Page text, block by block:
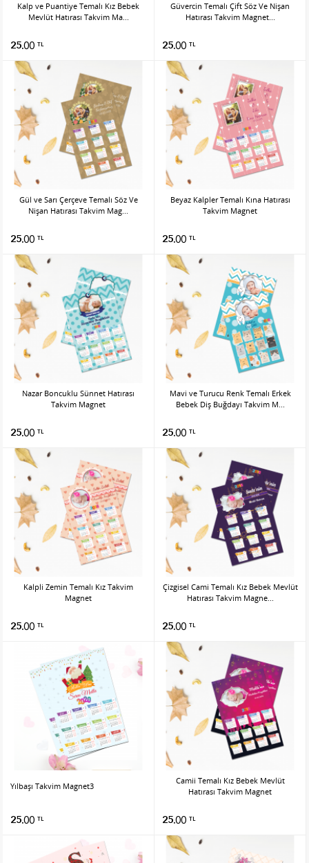
Kalp ve Puantiye Temalı Kız Bebek
Mevlüt Hatırası Takvim Ma...
25.00 TL
Güvercin Temalı Çift Söz Ve Nişan
Hatırası Takvim Magnet...
25.00 TL
Gül ve Sarı Çerçeve Temalı Söz Ve
Nişan Hatırası Takvim Mag...
25.00 TL
Beyaz Kalpler Temalı Kına Hatırası
Takvim Magnet
25.00 TL
Nazar Boncuklu Sünnet Hatırası
Takvim Magnet
25.00 TL
Mavi ve Turucu Renk Temalı Erkek
Bebek Diş Buğdayı Takvim M...
25.00 TL
Kalpli Zemin Temalı Kız Takvim
Magnet
25.00 TL
Çizgisel Cami Temalı Kız Bebek Mevlüt
Hatırası Takvim Magne...
25.00 TL
Yılbaşı Takvim Magnet3
25.00 TL
Camii Temalı Kız Bebek Mevlüt
Hatırası Takvim Magnet
25.00 TL